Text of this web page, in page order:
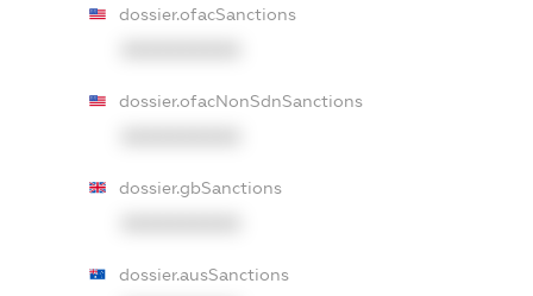
dossier.ofacSanctions
dossier.ofacNonSdnSanctions
dossier.gbSanctions
dossier.ausSanctions